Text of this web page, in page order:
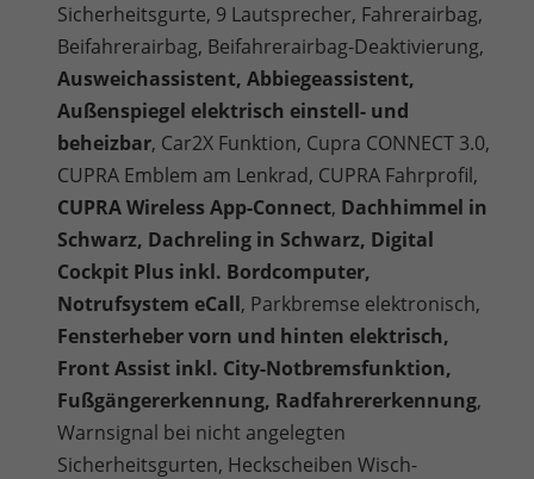
Sicherheitsgurte, 9 Lautsprecher, Fahrerairbag,
Beifahrerairbag, Beifahrerairbag-Deaktivierung,
Ausweichassistent, Abbiegeassistent,
Außenspiegel elektrisch einstell- und
beheizbar, Car2X Funktion, Cupra CONNECT 3.0,
CUPRA Emblem am Lenkrad, CUPRA Fahrprofil,
CUPRA Wireless App-Connect, Dachhimmel in
Schwarz, Dachreling in Schwarz, Digital
Cockpit Plus inkl. Bordcomputer,
Notrufsystem eCall, Parkbremse elektronisch,
Fensterheber vorn und hinten elektrisch,
Front Assist inkl. City-Notbremsfunktion,
Fußgängererkennung, Radfahrererkennung,
Warnsignal bei nicht angelegten
Sicherheitsgurten, Heckscheiben Wisch-